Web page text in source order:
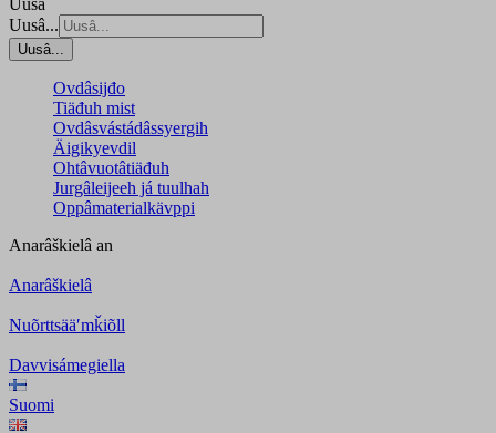
Uusâ...
Uusâ...
Ovdâsijđo
Tiäđuh mist
Ovdâsvástádâssyergih
Äigikyevdil
Ohtâvuotâtiäđuh
Jurgâleijeeh já tuulhah
Oppâmaterialkävppi
Anarâškielâ an
Anarâškielâ
Nuõrttsääʹmǩiõll
Davvisámegiella
Suomi